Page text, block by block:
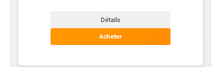
Détails
Acheter